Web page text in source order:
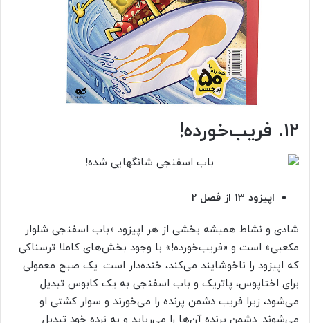
۱۲. فریب‌خورده!
اپیزود ۱۳ از فصل ۲
شادی و نشاط همیشه بخشی از هر اپیزود «باب اسفنجی شلوار
مکعبی» است و «فریب‌خورده!» با وجود بخش‌های کاملا ترسناکی
که اپیزود را ناخوشایند می‌کند، خنده‌دار است. یک صبح معمولی
برای اختاپوس، پاتریک و باب اسفنجی به یک کابوس تبدیل
می‌شود، زیرا فریب دشمن پرنده را می‌خورند و سوار کشتی او
می‌شوند. دشمن پرنده آن‌ها را می‌رباید و به بَرده خود تبدیل